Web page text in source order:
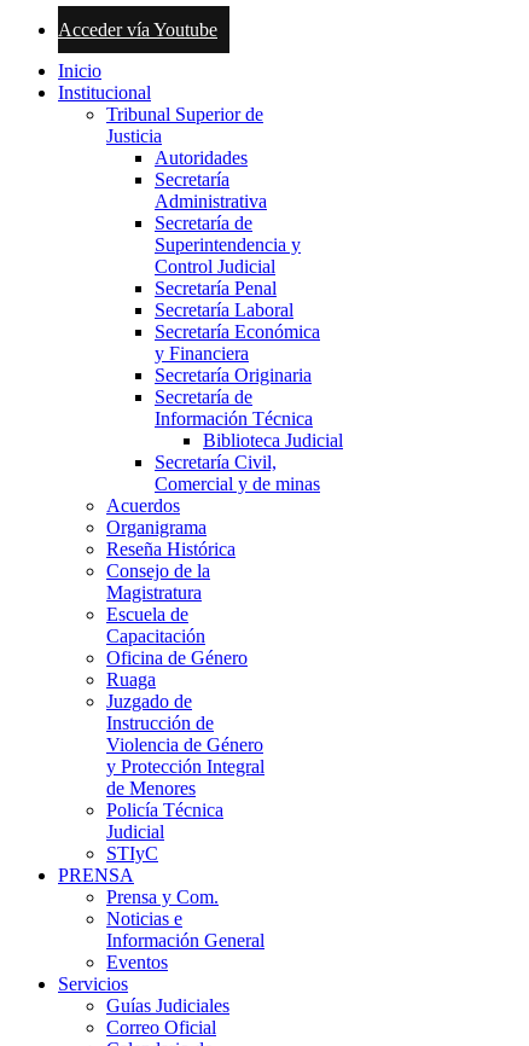
Acceder vía Youtube
Inicio
Institucional
Tribunal Superior de
Justicia
Autoridades
Secretaría
Administrativa
Secretaría de
Superintendencia y
Control Judicial
Secretaría Penal
Secretaría Laboral
Secretaría Económica
y Financiera
Secretaría Originaria
Secretaría de
Información Técnica
Biblioteca Judicial
Secretaría Civil,
Comercial y de minas
Acuerdos
Organigrama
Reseña Histórica
Consejo de la
Magistratura
Escuela de
Capacitación
Oficina de Género
Ruaga
Juzgado de
Instrucción de
Violencia de Género
y Protección Integral
de Menores
Policía Técnica
Judicial
STIyC
PRENSA
Prensa y Com.
Noticias e
Información General
Eventos
Servicios
Guías Judiciales
Correo Oficial